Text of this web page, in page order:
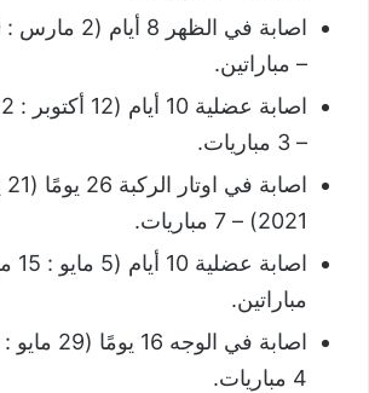
– مباراتين.
– 3 مباريات.
2021) – 7 مباريات.
مباراتين.
4 مباريات.